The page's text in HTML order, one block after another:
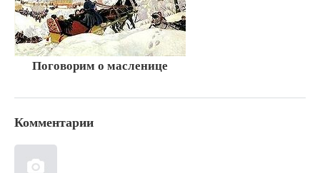
Поговорим о масленице
Комментарии